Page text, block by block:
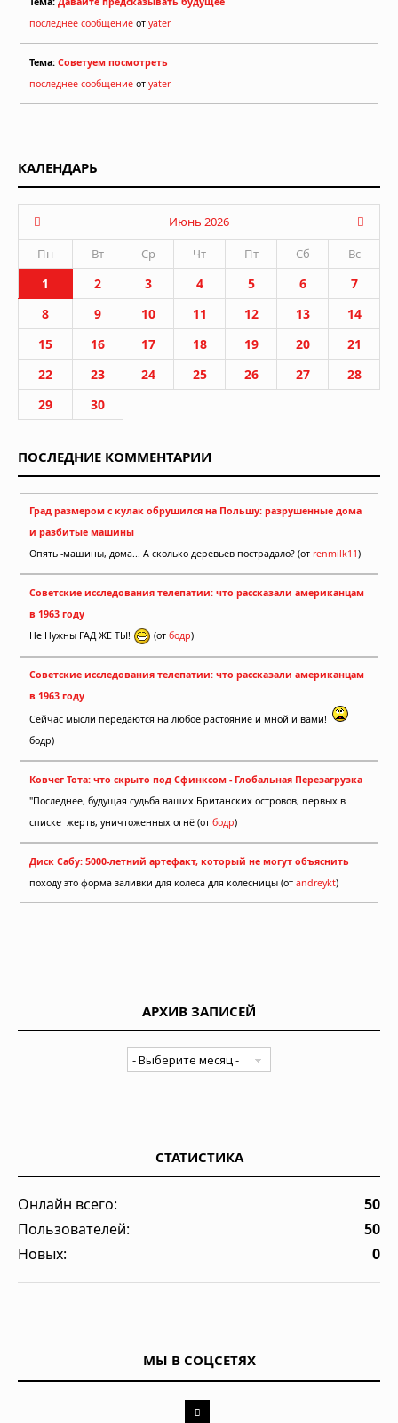
последнее сообщение от yater
Тема: Советуем посмотреть
последнее сообщение от yater
КАЛЕНДАРЬ
Июнь 2026
Пн
Вт Ср Чт Пт Сб Вс
1 2 3 4 5 6
7
8
9 10 11 12 13
14
15
16 17 18 19 20
21
22
23 24 25 26 27
28
29
30
ПОСЛЕДНИЕ КОММЕНТАРИИ
Град размером с кулак обрушился на Польшу: разрушенные дома
и разбитые машины
Опять -машины, дома... А сколько деревьев пострадало? (от renmilk11)
Советские исследования телепатии: что рассказали американцам
в 1963 году
Не Нужны ГАД ЖЕ ТЫ!
(от бодр)
Советские исследования телепатии: что рассказали американцам
в 1963 году
Сейчас мысли передаются на любое растояние и мной и вами!
бодр)
Ковчег Тота: что скрыто под Сфинксом - Глобальная Перезагрузка
"Последнее, будущая судьба ваших Британских островов, первых в
списке жертв, уничтоженных огнё (от бодр)
Диск Сабу: 5000-летний артефакт, который не могут объяснить
походу это форма заливки для колеса для колесницы (от andreykt)
АРХИВ ЗАПИСЕЙ
СТАТИСТИКА
Онлайн всего:
50
Пользователей:
50
Новых:
0
МЫ В СОЦСЕТЯХ